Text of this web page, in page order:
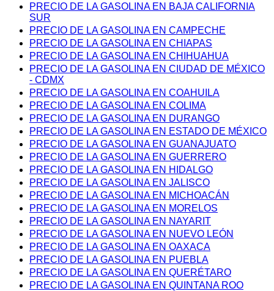
PRECIO DE LA GASOLINA EN BAJA CALIFORNIA
SUR
PRECIO DE LA GASOLINA EN CAMPECHE
PRECIO DE LA GASOLINA EN CHIAPAS
PRECIO DE LA GASOLINA EN CHIHUAHUA
PRECIO DE LA GASOLINA EN CIUDAD DE MÉXICO
- CDMX
PRECIO DE LA GASOLINA EN COAHUILA
PRECIO DE LA GASOLINA EN COLIMA
PRECIO DE LA GASOLINA EN DURANGO
PRECIO DE LA GASOLINA EN ESTADO DE MÉXICO
PRECIO DE LA GASOLINA EN GUANAJUATO
PRECIO DE LA GASOLINA EN GUERRERO
PRECIO DE LA GASOLINA EN HIDALGO
PRECIO DE LA GASOLINA EN JALISCO
PRECIO DE LA GASOLINA EN MICHOACÁN
PRECIO DE LA GASOLINA EN MORELOS
PRECIO DE LA GASOLINA EN NAYARIT
PRECIO DE LA GASOLINA EN NUEVO LEÓN
PRECIO DE LA GASOLINA EN OAXACA
PRECIO DE LA GASOLINA EN PUEBLA
PRECIO DE LA GASOLINA EN QUERÉTARO
PRECIO DE LA GASOLINA EN QUINTANA ROO